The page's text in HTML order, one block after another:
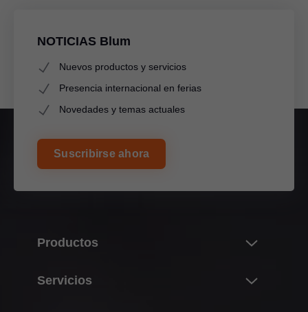
NOTICIAS Blum
Nuevos productos y servicios
Presencia internacional en ferias
Novedades y temas actuales
Suscribirse ahora
Productos
Servicios